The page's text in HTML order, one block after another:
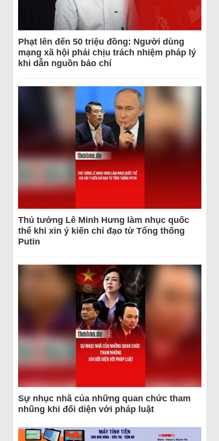
Phạt lên đến 50 triệu đồng: Người dùng
mạng xã hội phải chịu trách nhiệm pháp lý
khi dẫn nguồn báo chí
Thủ tướng Lê Minh Hưng làm nhục quốc
thể khi xin ý kiến chỉ đạo từ Tổng thống
Putin
Sự nhục nhã của những quan chức tham
nhũng khi đối diện với pháp luật